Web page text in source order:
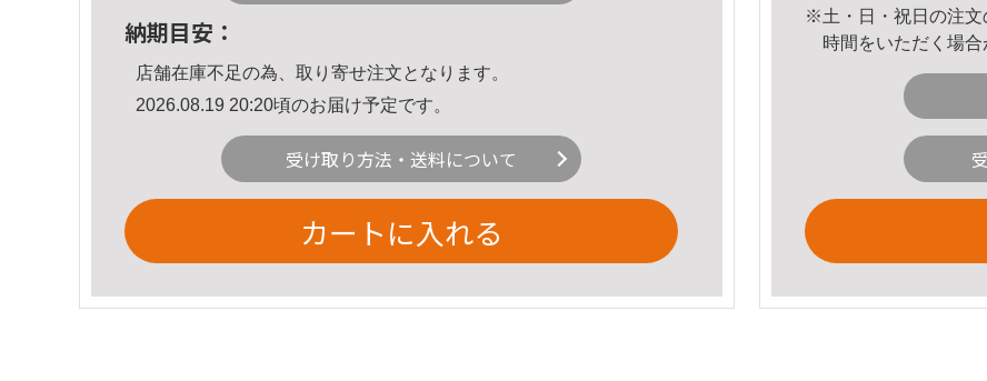
納期目安：
店舗在庫不足の為、取り寄せ注文となります。
2026.08.19 20:20頃のお届け予定です。
受け取り方法・送料について
カートに入れる
※土・日・祝日の注文
時間をいただく場合